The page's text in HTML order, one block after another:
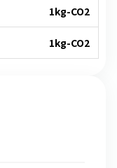
1kg-CO2
1kg-CO2